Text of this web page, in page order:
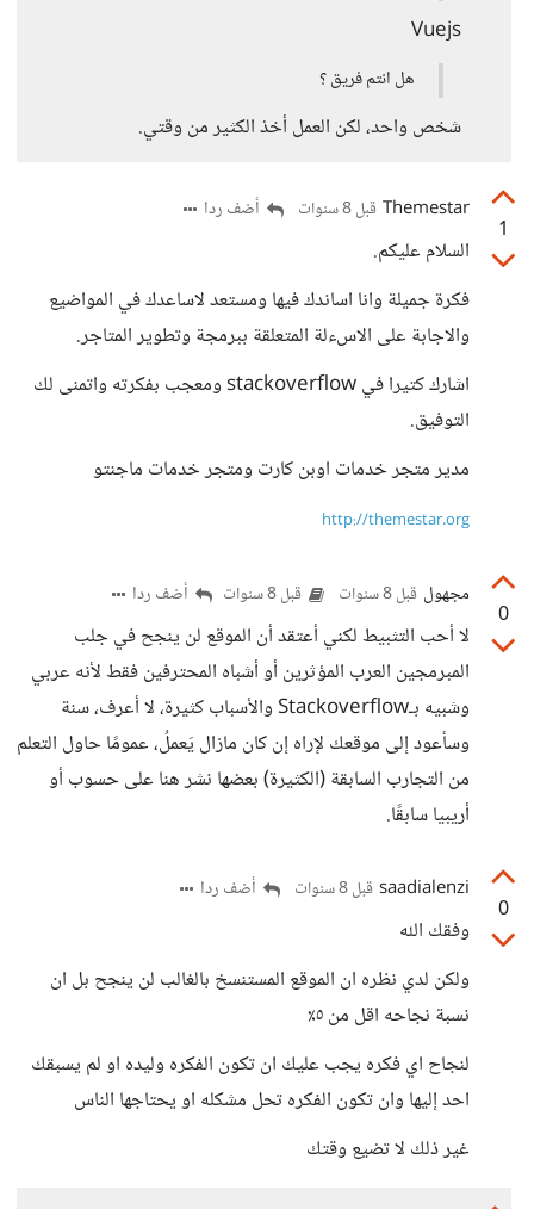
Vuejs
هل انتم فريق ؟
شخص واحد، لكن العمل أخذ الكثير من وقتي.
1
Themestar قبل 8 سنوات أضف ردا
السلام عليكم.
فكرة جميلة وانا اساندك فيها ومستعد لاساعدك في المواضيع
والاجابة على الاسءلة المتعلقة ببرمجة وتطوير المتاجر.
اشارك كتيرا في stackoverflow ومعجب بفكرته واتمنى لك
التوفيق.
مدير متجر خدمات اوبن كارت ومتجر خدمات ماجنتو
http://themestar.org
0
مجهول قبل 8 سنوات قبل 8 سنوات أضف ردا
لا أحب التثبيط لكني أعتقد أن الموقع لن ينجح في جلب
المبرمجين العرب المؤثرين أو أشباه المحترفين فقط لأنه عربي
وشبيه بـStackoverflow والأسباب كثيرة، لا أعرف، سنة
وسأعود إلى موقعك لإراه إن كان مازال يَعملُ، عمومًا حاول التعلم
من التجارب السابقة (الكثيرة) بعضها نشر هنا على حسوب أو
أريبيا سابقًا.
0
saadialenzi قبل 8 سنوات أضف ردا
وفقك الله
ولكن لدي نظره ان الموقع المستنسخ بالغالب لن ينجح بل ان
نسبة نجاحه اقل من ٥٪
لنجاح اي فكره يجب عليك ان تكون الفكره وليده او لم يسبقك
احد إليها وان تكون الفكره تحل مشكله او يحتاجها الناس
غير ذلك لا تضيع وقتك